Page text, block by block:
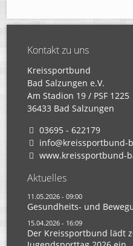
Kontakt zu uns
Kreissportbund
Bad Salzungen e.V.
Am Stadion 19 / PSF 1225
36433 Bad Salzungen
03695 - 622179
info@kreissportbund-
www.kreissportbund-
Aktuelles
11.05.2026 - 09:00
Gesundheits- und
15.04.2026 - 16:09
Der Kreissportbund lädt